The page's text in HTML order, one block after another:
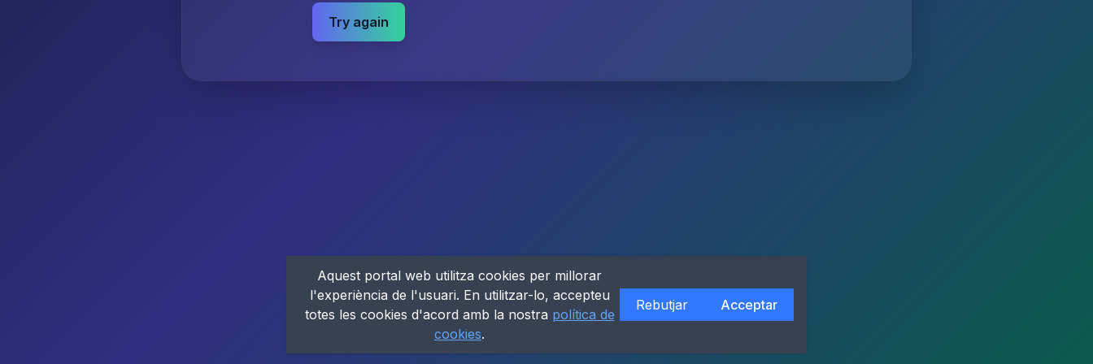
Try again
Aquest portal web utilitza cookies per millorar
l'experiència de l'usuari. En utilitzar-lo, accepteu
totes les cookies d'acord amb la nostra política de
cookies.
Rebutjar Acceptar